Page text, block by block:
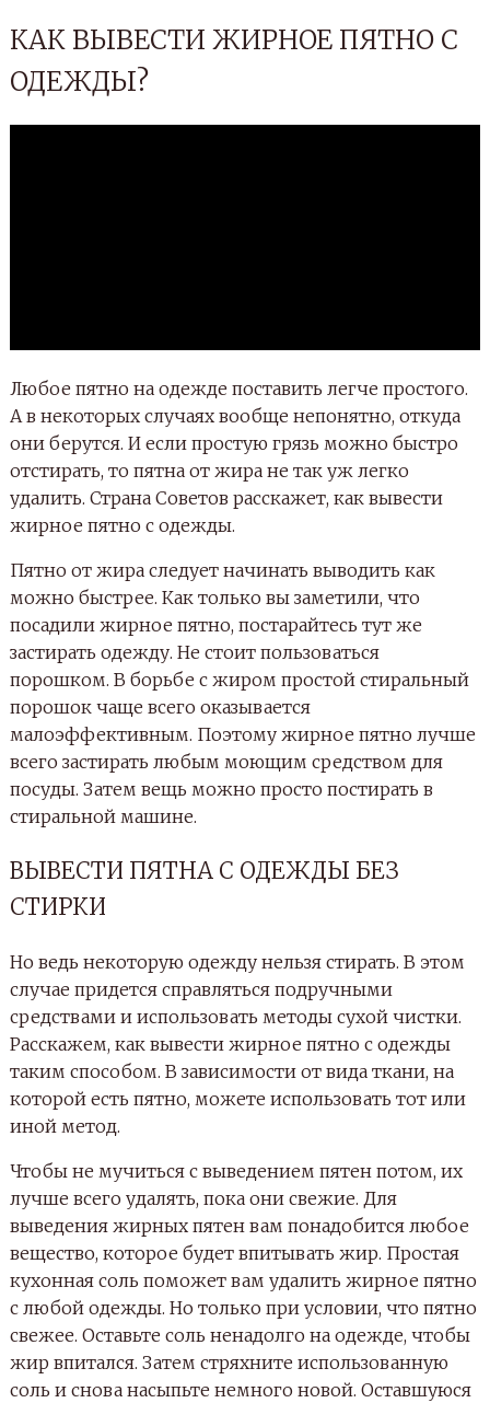
КАК ВЫВЕСТИ ЖИРНОЕ ПЯТНО С
ОДЕЖДЫ?
Любое пятно на одежде поставить легче простого.
А в некоторых случаях вообще непонятно, откуда
они берутся. И если простую грязь можно быстро
отстирать, то пятна от жира не так уж легко
удалить. Страна Советов расскажет, как вывести
жирное пятно с одежды.
Пятно от жира следует начинать выводить как
можно быстрее. Как только вы заметили, что
посадили жирное пятно, постарайтесь тут же
застирать одежду. Не стоит пользоваться
порошком. В борьбе с жиром простой стиральный
порошок чаще всего оказывается
малоэффективным. Поэтому жирное пятно лучше
всего застирать любым моющим средством для
посуды. Затем вещь можно просто постирать в
стиральной машине.
ВЫВЕСТИ ПЯТНА С ОДЕЖДЫ БЕЗ
СТИРКИ
Но ведь некоторую одежду нельзя стирать. В этом
случае придется справляться подручными
средствами и использовать методы сухой чистки.
Расскажем, как вывести жирное пятно с одежды
таким способом. В зависимости от вида ткани, на
которой есть пятно, можете использовать тот или
иной метод.
Чтобы не мучиться с выведением пятен потом, их
лучше всего удалять, пока они свежие. Для
выведения жирных пятен вам понадобится любое
вещество, которое будет впитывать жир. Простая
кухонная соль поможет вам удалить жирное пятно
с любой одежды. Но только при условии, что пятно
свежее. Оставьте соль ненадолго на одежде, чтобы
жир впитался. Затем стряхните использованную
соль и снова насыпьте немного новой. Оставшуюся